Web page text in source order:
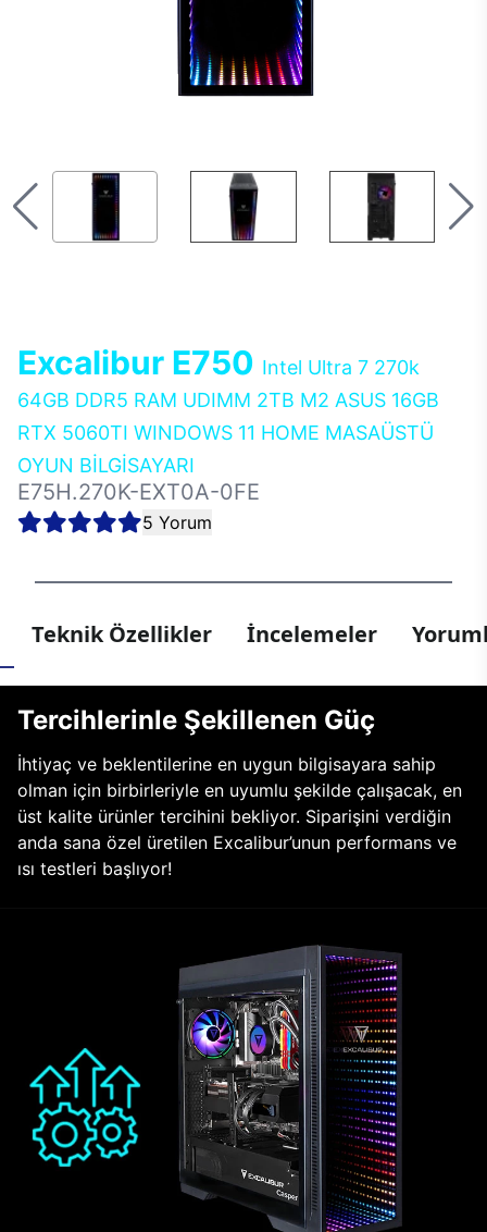
Excalibur E750 Intel Ultra 7 270k
64GB DDR5 RAM UDIMM 2TB M2 ASUS 16GB
RTX 5060TI WINDOWS 11 HOME MASAÜSTÜ
OYUN BİLGİSAYARI
E75H.270K-EXT0A-0FE
5 Yorum
Teknik Özellikler İncelemeler
Tercihlerinle Şekillenen Güç
İhtiyaç ve beklentilerine en uygun bilgisayara sahip
olman için birbirleriyle en uyumlu şekilde çalışacak, en
üst kalite ürünler tercihini bekliyor. Siparişini verdiğin
anda sana özel üretilen Excalibur’unun performans ve
ısı testleri başlıyor!